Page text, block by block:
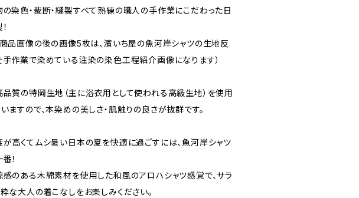
の染色・裁断・縫製すべて熟練の職人の手作業にこだわった日
品画像の後の画像5枚は、濱いち屋の魚河岸シャツの生地反
手作業で染めている注染の染色工程紹介画像になります）
品質の特岡生地（主に浴衣用として使われる高級生地）を使用
いますので、本染めの美しさ・肌触りの良さが抜群です。
が高くてムシ暑い日本の夏を快適に過ごすには、魚河岸シャツ
！
感のある木綿素材を使用した和風のアロハシャツ感覚で、サラ
な大人の着こなしをお楽しみください。